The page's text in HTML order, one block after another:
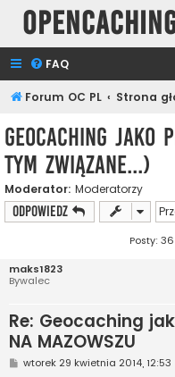
FAQ
Forum OC PL Strona
Geocaching
tym związane...)
Moderator: Moderatorzy
ODPOWIEDZ
Posty: 36
maks1823
Bywalec
Re: Geocaching
NA MAZOWSZU
Pwtorek 29 kwietnia 2014, 12:53